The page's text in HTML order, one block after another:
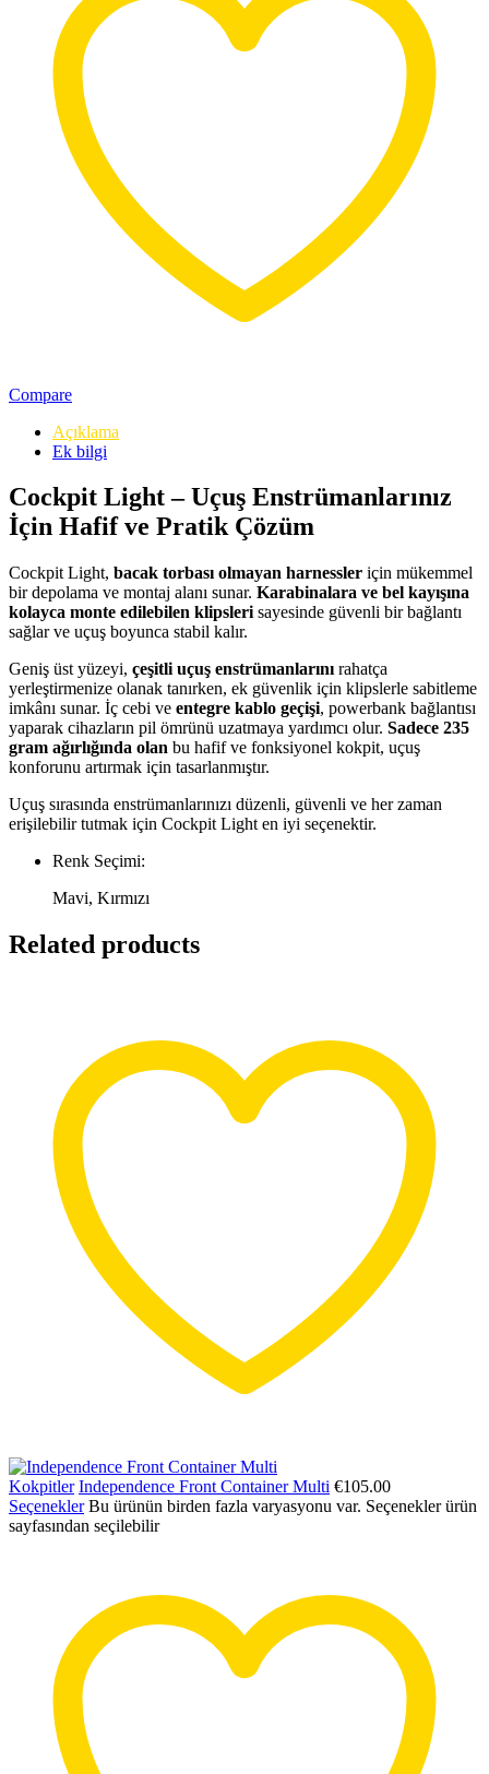
Compare
Açıklama
Ek bilgi
Cockpit Light – Uçuş Enstrümanlarınız
İçin Hafif ve Pratik Çözüm
Cockpit Light, bacak torbası olmayan harnessler için mükemmel
bir depolama ve montaj alanı sunar. Karabinalara ve bel kayışına
kolayca monte edilebilen klipsleri sayesinde güvenli bir bağlantı
sağlar ve uçuş boyunca stabil kalır.
Geniş üst yüzeyi, çeşitli uçuş enstrümanlarını rahatça
yerleştirmenize olanak tanırken, ek güvenlik için klipslerle sabitleme
imkânı sunar. İç cebi ve entegre kablo geçişi, powerbank bağlantısı
yaparak cihazların pil ömrünü uzatmaya yardımcı olur. Sadece 235
gram ağırlığında olan bu hafif ve fonksiyonel kokpit, uçuş
konforunu artırmak için tasarlanmıştır.
Uçuş sırasında enstrümanlarınızı düzenli, güvenli ve her zaman
erişilebilir tutmak için Cockpit Light en iyi seçenektir.
Renk Seçimi:
Mavi, Kırmızı
Related products
Kokpitler Independence Front Container Multi €105.00
Seçenekler Bu ürünün birden fazla varyasyonu var. Seçenekler ürün
sayfasından seçilebilir